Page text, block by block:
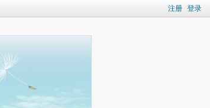
注册 登录